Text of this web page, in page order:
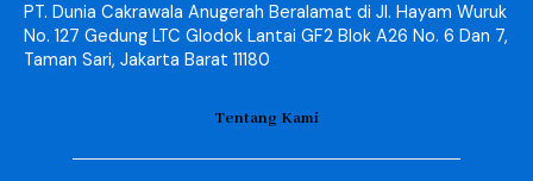
PT. Dunia Cakrawala Anugerah Beralamat di Jl. Hayam Wuruk
No. 127 Gedung LTC Glodok Lantai GF2 Blok A26 No. 6 Dan 7,
Taman Sari, Jakarta Barat 11180
Tentang Kami